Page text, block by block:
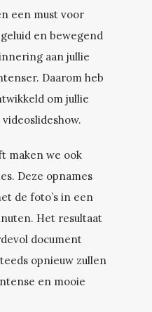
een must voor
en bewegend
aan jullie
Daarom heb
om jullie
maken we ook
Deze opnames
de foto’s in een
Het resultaat
document
opnieuw zullen
en mooie